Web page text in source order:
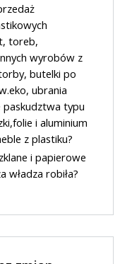
toreb,
wyrobów z
butelki po
ubrania
typu
i aluminium
z plastiku?
i papierowe
władza robiła?